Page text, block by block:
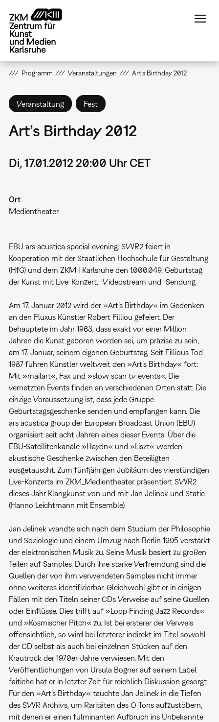
zum
Inhalt
Programm Veranstaltungen Art’s Birthday 2012
Veranstaltung Fest
Art’s Birthday 2012
Di, 17.01.2012 20:00 Uhr CET
Ort
Medientheater
EBU ars acustica special evening: SWR2 feiert in
Kooperation mit der Staatlichen Hochschule für Gestaltung
(HfG) und dem ZKM | Karlsruhe den 1.000.049. Geburtstag
der Kunst mit Live-Konzert, -Videostream und -Sendung
Am 17. Januar 2012 wird der »Art’s Birthday« im Gedenken
an den Fluxus Künstler Robert Filliou gefeiert. Der
behauptete im Jahr 1963, dass exakt vor einer Million
Jahren die Kunst geboren worden sei, um präzise zu sein,
am 17. Januar, seinem eigenen Geburtstag. Seit Fillious Tod
1987 führen Künstler weltweit den »Art’s Birthday« fort:
Mit »mailart«, Fax und »slow scan tv events«. Die
vernetzten Events finden an verschiedenen Orten statt. Die
einzige Voraussetzung ist, dass jede Gruppe
Geburtstagsgeschenke senden und empfangen kann. Die
ars acustica group der European Broadcast Union (EBU)
organisiert seit acht Jahren eines dieser Events: Über die
EBU-Satellitenkanäle »Haydn« und »Liszt« werden
akustische Geschenke zwischen den Beteiligten
ausgetauscht. Zum fünfjährigen Jubiläum des vierstündigen
Live-Konzerts im ZKM_Medientheater präsentiert SWR2
dieses Jahr Klangkunst von und mit Jan Jelinek und Static
(Hanno Leichtmann mit Ensemble).
Jan Jelinek wandte sich nach dem Studium der Philosophie
und Soziologie und einem Umzug nach Berlin 1995 verstärkt
der elektronischen Musik zu. Seine Musik basiert zu großen
Teilen auf Samples. Durch ihre starke Verfremdung sind die
Quellen der von ihm verwendeten Samples nicht immer
ohne weiteres identifizierbar. Gleichwohl gibt er in einigen
Fällen mit den Titeln seiner CDs Verweise auf seine Quellen
oder Einflüsse. Dies trifft auf »Loop Finding Jazz Records«
und »Kosmischer Pitch« zu. Ist bei ersterer der Verweis
offensichtlich, so wird bei letzterer indirekt im Titel sowohl
der CD selbst als auch bei einzelnen Stücken auf den
Krautrock der 1970er-Jahre verwiesen. Mit den
Veröffentlichungen von Ursula Bogner auf seinem Label
faitiche hat er in letzter Zeit für reichlich Diskussion gesorgt.
Für den »Art’s Birthday« tauchte Jan Jelinek in die Tiefen
des SWR Archivs, um Raritäten des O-Tons aufzustöbern,
mit denen er einen fulminanten Aufbruch ins Unbekannte